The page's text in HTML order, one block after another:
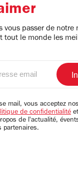
vous passer de notre
tout le monde les
mail, vous acceptez nos
de confidentialité
de l'actualité,
partenaires.